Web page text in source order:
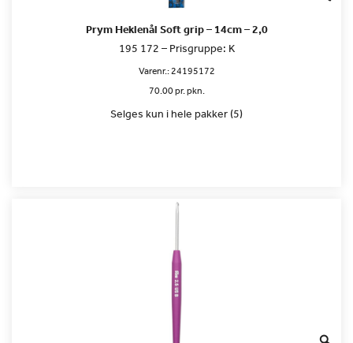
Prym Heklenål Soft grip – 14cm – 2,0
195 172 – Prisgruppe: K
Varenr.:24195172
70.00 pr. pkn.
Selges kun i hele pakker (5)